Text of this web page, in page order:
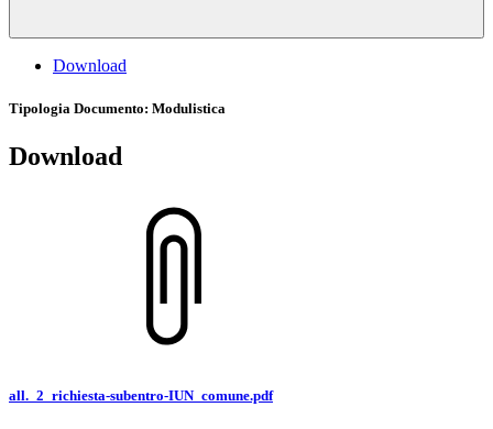
Download
Tipologia Documento: Modulistica
Download
all._2_richiesta-subentro-IUN_comune.pdf